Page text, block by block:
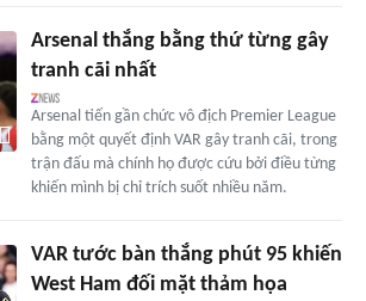
Arsenal thắng bằng thứ từng gây
tranh cãi nhất
Arsenal tiến gần chức vô địch Premier League
bằng một quyết định VAR gây tranh cãi, trong
trận đấu mà chính họ được cứu bởi điều từng
khiến mình bị chỉ trích suốt nhiều năm.
VAR tước bàn thắng phút 95 khiến
West Ham đối mặt thảm họa